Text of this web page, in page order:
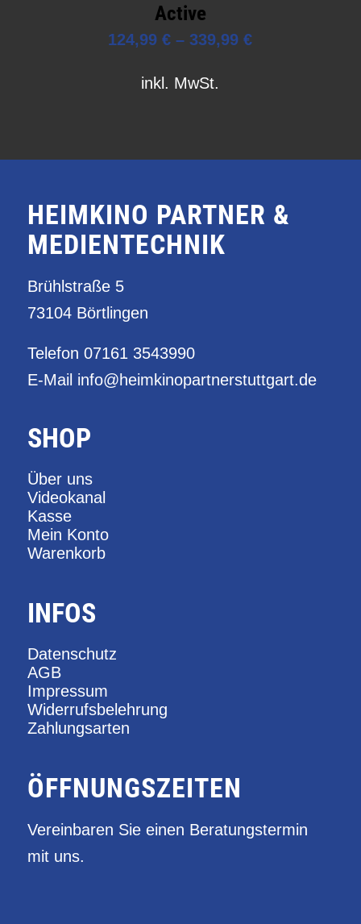
Active
124,99€ –339,99€
inkl. MwSt.
HEIMKINO PARTNER &
MEDIENTECHNIK
Brühlstraße 5
73104 Börtlingen
Telefon 07161 3543990
E-Mail info@heimkinopartnerstuttgart.de
SHOP
Über uns
Videokanal
Kasse
Mein Konto
Warenkorb
INFOS
Datenschutz
AGB
Impressum
Widerrufsbelehrung
Zahlungsarten
ÖFFNUNGSZEITEN
Vereinbaren Sie einen Beratungstermin
mit uns.